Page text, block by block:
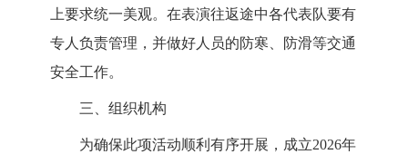
上要求统一美观。 在表演往返途中各代表队要有
专人负责管理，并做好人员的防寒、防滑等交通
安全工作。
三、组织机构
为确保此项活动顺利有序开展，成立2026年